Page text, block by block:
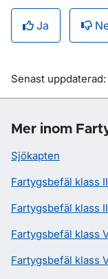
Ja
Om sidan
Senast
Mer inom
Sjökapten
Fartygsbefäl klass II
Fartygsbefäl klass
Fartygsbefäl klass
Fartygsbefäl klass